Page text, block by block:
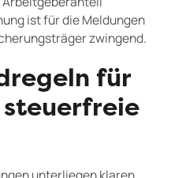
ist für die Meldungen
zwingend.
für
steuerfreie